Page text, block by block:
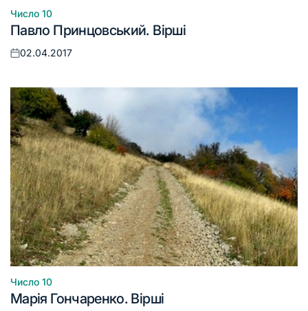
Опублікувати
у
Число 10
Павло Принцовський. Вірші
Оприлюднено
02.04.2017
Опублікувати
у
Число 10
Марія Гончаренко. Вірші